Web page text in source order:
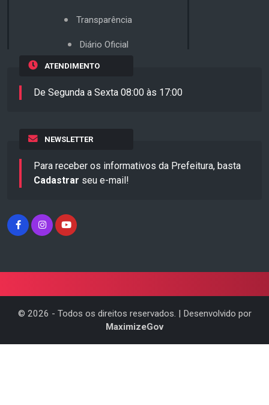
Transparência
Diário Oficial
ATENDIMENTO
De Segunda a Sexta 08:00 às 17:00
NEWSLETTER
Para receber os informativos da Prefeitura, basta
Cadastrar seu e-mail!
© 2026 - Todos os direitos reservados. | Desenvolvido por
MaximizeGov